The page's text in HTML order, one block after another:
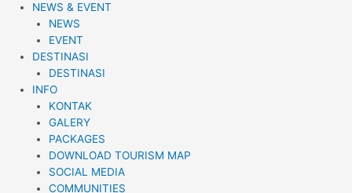
NEWS & EVENT
NEWS
EVENT
DESTINASI
DESTINASI
INFO
KONTAK
GALERY
PACKAGES
DOWNLOAD TOURISM MAP
SOCIAL MEDIA
COMMUNITIES